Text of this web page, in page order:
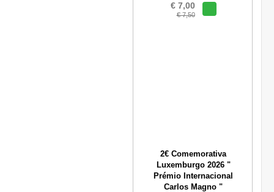
€ 7,00
€ 7,50
2€ Comemorativa
Luxemburgo 2026 "
Prémio Internacional
Carlos Magno "